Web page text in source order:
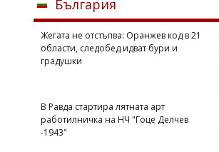
България
Жегата не отстъпва: Оранжев код в 21
области, следобед идват бури и
градушки
В Равда стартира лятната арт
работилничка на НЧ "Гоце Делчев
-1943"